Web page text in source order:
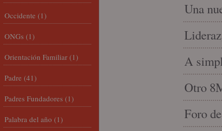
Una
A
Otro
Foro
Occidente (1)
ONGs (1)
Orientación Familiar (1)
Padre (41)
Padres Fundadores (1)
Palabra del año (1)